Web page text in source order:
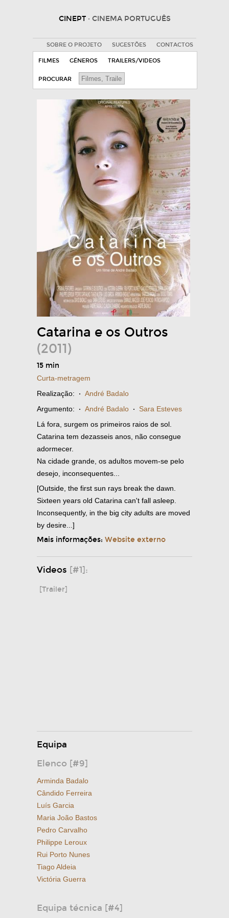
CINEPT · CINEMA PORTUGUÊS
SOBRE O PROJETO SUGESTÕES CONTACTOS
FILMES GÉNEROS TRAILERS/VIDEOS
PROCURAR
Catarina e os Outros
(2011)
15 min
Curta-metragem
Realização: · André Badalo
Argumento: · André Badalo · Sara Esteves
Lá fora, surgem os primeiros raios de sol.
Catarina tem dezasseis anos, não consegue
adormecer.
Na cidade grande, os adultos movem-se pelo
desejo, inconsequentes...
[Outside, the first sun rays break the dawn.
Sixteen years old Catarina can't fall asleep.
Inconsequently, in the big city adults are moved
by desire...]
Mais informações: Website externo
Videos [#1]:
[Trailer]
Equipa
Elenco [#9]
Arminda Badalo
Cândido Ferreira
Luís Garcia
Maria João Bastos
Pedro Carvalho
Philippe Leroux
Rui Porto Nunes
Tiago Aldeia
Victória Guerra
Equipa técnica [#4]